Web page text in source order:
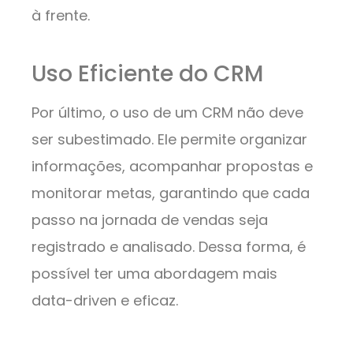
à frente.
Uso Eficiente do CRM
Por último, o uso de um CRM não deve
ser subestimado. Ele permite organizar
informações, acompanhar propostas e
monitorar metas, garantindo que cada
passo na jornada de vendas seja
registrado e analisado. Dessa forma, é
possível ter uma abordagem mais
data-driven e eficaz.